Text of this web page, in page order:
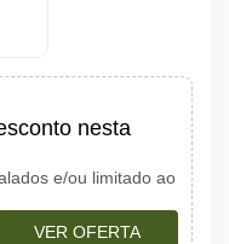
nesta
e/ou limitado ao
VER OFERTA